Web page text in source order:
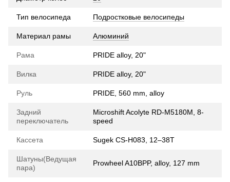
Тип велосипеда Подростковые велосипеды
Материал рамы Алюминий
Рама PRIDE alloy, 20"
Вилка PRIDE alloy, 20"
Руль PRIDE, 560 mm, alloy
Задний
переключатель
Microshift Acolyte RD-M5180M, 8-
speed
Кассета Sugek CS-H083, 12–38T
Шатуны(Ведущая
пара)
Prowheel A10BPP, alloy, 127 mm